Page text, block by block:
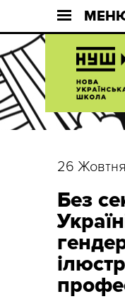
26
Без